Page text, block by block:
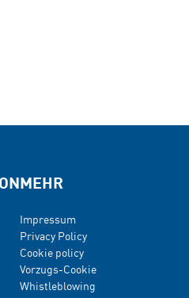
MEHR
Impressum
Privacy Policy
Cookie policy
Vorzugs-Cookie
Whistleblowing